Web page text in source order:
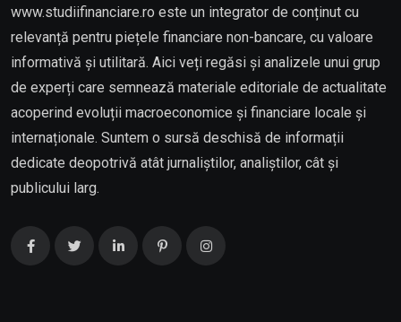
www.studiifinanciare.ro este un integrator de conținut cu
relevanță pentru piețele financiare non-bancare, cu valoare
informativă și utilitară. Aici veți regăsi și analizele unui grup
de experți care semnează materiale editoriale de actualitate
acoperind evoluții macroeconomice și financiare locale și
internaționale. Suntem o sursă deschisă de informații
dedicate deopotrivă atât jurnaliștilor, analiștilor, cât și
publicului larg.